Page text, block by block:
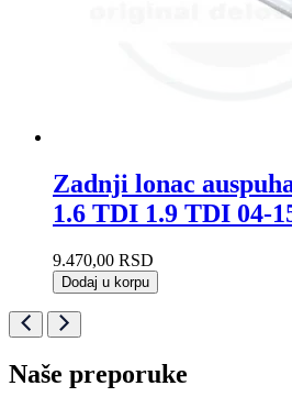
Zadnji lonac
1.6 TDI 1.9 TDI 04-
9.470,00 RSD
Dodaj u korpu
Naše preporuke